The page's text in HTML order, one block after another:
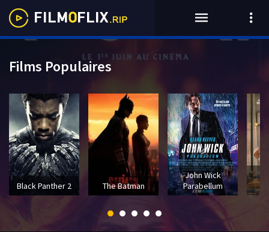
Films Populaires
Black Panther 2 The Batman
John Wick
Parabellum